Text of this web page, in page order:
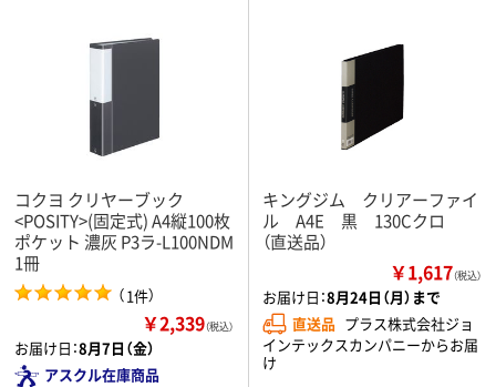
コクヨ クリヤーブック
<POSITY>(固定式) A4縦100枚
ポケット 濃灰 P3ラ-L100NDM
1冊
（1件）
￥2,339（税込）
お届け日：8月7日（金）
アスクル在庫商品
キングジム クリアーファイ
ル A4E 黒 130Cクロ
（直送品）
￥1,617（税込）
お届け日：8月24日（月）まで
直送品 プラス株式会社ジョ
インテックスカンパニーからお届
け